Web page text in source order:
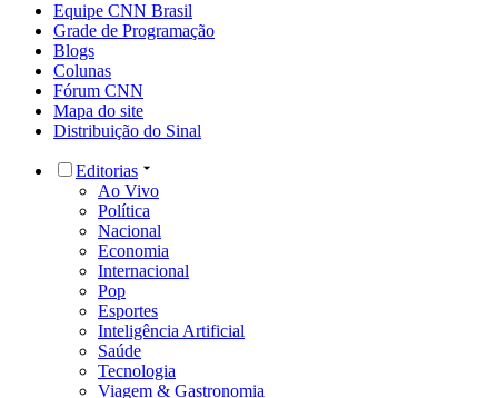
Equipe CNN Brasil
Grade de Programação
Blogs
Colunas
Fórum CNN
Mapa do site
Distribuição do Sinal
Editorias
Ao Vivo
Política
Nacional
Economia
Internacional
Pop
Esportes
Inteligência Artificial
Saúde
Tecnologia
Viagem & Gastronomia